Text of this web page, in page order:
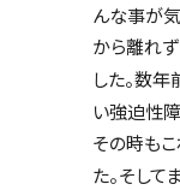
んな事が
から離れ
した。数
い強迫性
その時も
た。そして